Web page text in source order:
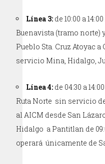
Línea 3: de 10:00 a
Buenavista (tramo norte)
Pueblo Sta. Cruz Atoyac
servicio Mina, Hidalgo,
Línea 4: de 04:30 a
Ruta Norte sin servicio
al AICM desde San
Hidalgo a Pantitlan de
operará únicamente de